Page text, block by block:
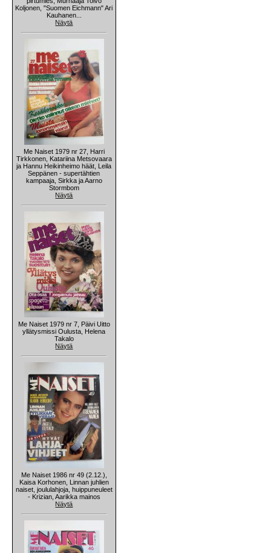
Koljonen, "Suomen Eichmann" Ari
Kauhanen...
Näytä
Me Naiset 1979 nr 27, Harri
Tirkkonen, Katariina Metsovaara
ja Hannu Heikinheimo häät, Leila
Seppänen - supertähtien
kampaaja, Sirkka ja Aarno
Stormbom
Näytä
Me Naiset 1979 nr 7, Päivi Uitto
yllätysmissi Oulusta, Helena
Takalo
Näytä
Me Naiset 1986 nr 49 (2.12.),
Kaisa Korhonen, Linnan juhlien
naiset, joululahjoja, huippuneuleet
- Krizian, Aarikka mainos
Näytä